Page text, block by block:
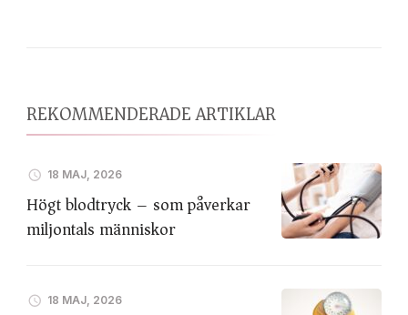
REKOMMENDERADE ARTIKLAR
18 MAJ, 2026
Högt blodtryck – som påverkar
miljontals människor
18 MAJ, 2026